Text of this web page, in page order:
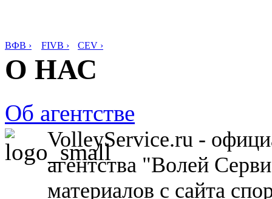
ВФВ › FIVB › CEV ›
О НАС
Об агентстве
VolleyService.ru -
агентства "Волей
материалов с сайта